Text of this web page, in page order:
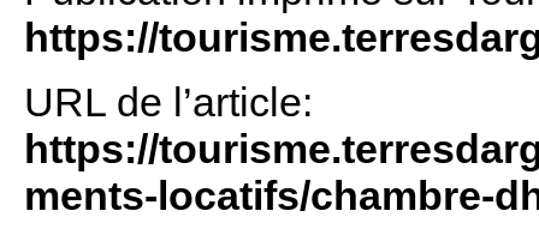
https://
URL de l’article:
https://
ments-locatifs/chambre-